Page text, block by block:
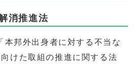
消推進法
本邦外出身者に対する不当な
けた取組の推進に関する法